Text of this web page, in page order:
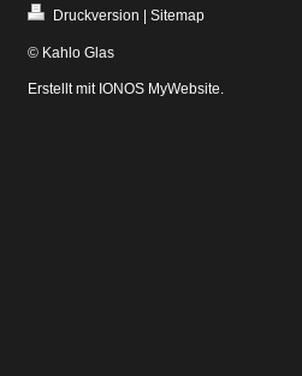
Druckversion Sitemap
© Kahlo Glas
Erstellt mit IONOS MyWebsite.